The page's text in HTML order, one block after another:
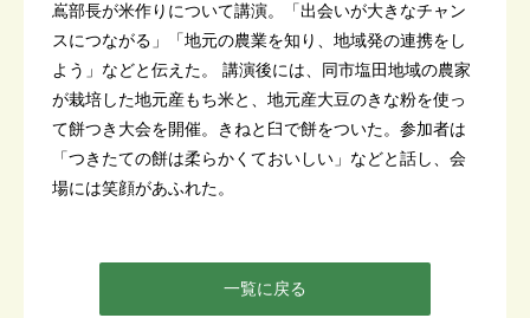
嶌部長が米作りについて講演。「出会いが大きなチャン
スにつながる」「地元の農業を知り、地域発の連携をし
よう」などと伝えた。 講演後には、同市塩田地域の農家
が栽培した地元産もち米と、地元産大豆のきな粉を使っ
て餅つき大会を開催。きねと臼で餅をついた。参加者は
「つきたての餅は柔らかくておいしい」などと話し、会
場には笑顔があふれた。
一覧に戻る